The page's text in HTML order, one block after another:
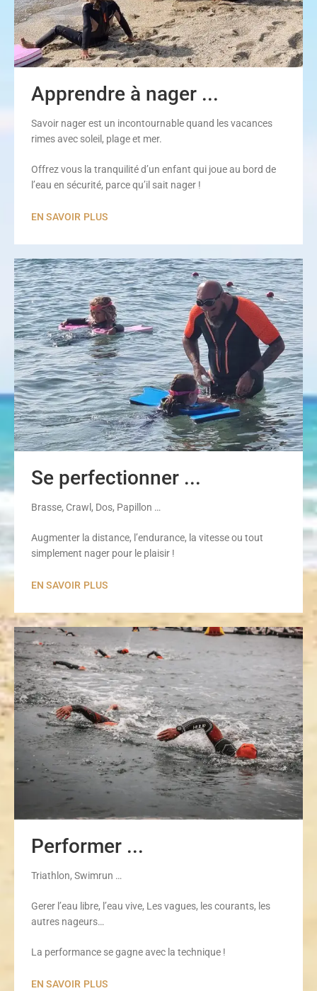
Apprendre à nager ...
Savoir nager est un incontournable quand les vacances
rimes avec soleil, plage et mer.
Offrez vous la tranquilité d’un enfant qui joue au bord de
l’eau en sécurité, parce qu’il sait nager !
EN SAVOIR PLUS
Se perfectionner ...
Brasse, Crawl, Dos, Papillon …
Augmenter la distance, l’endurance, la vitesse ou tout
simplement nager pour le plaisir !
EN SAVOIR PLUS
Performer ...
Triathlon, Swimrun …
Gerer l’eau libre, l’eau vive, Les vagues, les courants, les
autres nageurs…
La performance se gagne avec la technique !
EN SAVOIR PLUS